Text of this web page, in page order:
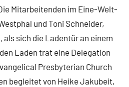
Mitarbeitenden im Eine-Welt-
und Toni Schneider,
sich die Ladentür an einem
Laden trat eine Delegation
Presbyterian Church
begleitet von Heike Jakubeit,